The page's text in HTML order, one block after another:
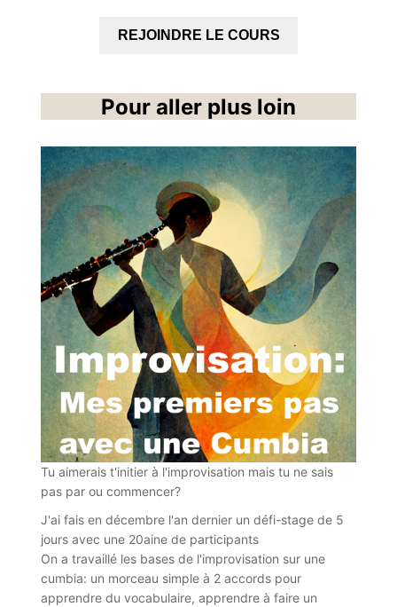
REJOINDRE LE COURS
Pour aller plus loin
Tu aimerais t'initier à l'improvisation mais tu ne sais
pas par ou commencer?
J'ai fais en décembre l'an dernier un défi-stage de 5
jours avec une 20aine de participants
On a travaillé les bases de l'improvisation sur une
cumbia: un morceau simple à 2 accords pour
apprendre du vocabulaire, apprendre à faire un